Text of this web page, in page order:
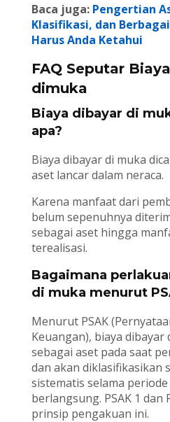
Baca juga: Pengertian
Klasifikasi, dan
Harus Anda Ketahui
FAQ Seputar
dimuka
Biaya dibayar di
apa?
Biaya dibayar di muka
aset lancar dalam neraca.
Karena manfaat dari
belum sepenuhnya
sebagai aset hingga
terealisasi.
Bagaimana
di muka menurut
Menurut PSAK
Keuangan), biaya dibayar
sebagai aset pada saat
dan akan diklasifikasikan
sistematis selama
berlangsung. PSAK 1 dan
prinsip pengakuan ini.